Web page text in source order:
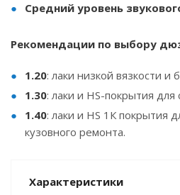
Средний уровень
Рекомендации по выбору
1.20: лаки низкой вязкости и
1.30: лаки и HS-покрытия для
1.40: лаки и HS 1К покрытия
кузовного ремонта.
Характеристики